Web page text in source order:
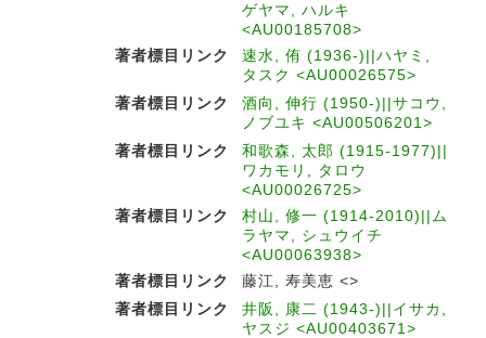
ゲヤマ, ハルキ
<AU00185708>
著者標目リンク
速水, 侑 (1936-)||ハヤミ,
タスク <AU00026575>
著者標目リンク
酒向, 伸行 (1950-)||サコウ,
ノブユキ <AU00506201>
著者標目リンク
和歌森, 太郎 (1915-1977)||
ワカモリ, タロウ
<AU00026725>
著者標目リンク
村山, 修一 (1914-2010)||ム
ラヤマ, シュウイチ
<AU00063938>
著者標目リンク
藤江, 寿美恵 <>
著者標目リンク
井阪, 康二 (1943-)||イサカ,
ヤスジ <AU00403671>